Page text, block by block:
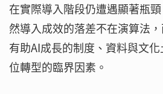
在實際導入階段仍遭遇顯著瓶
然導入成效的落差不在演算法
有助AI成長的制度、資料與文
位轉型的臨界因素。